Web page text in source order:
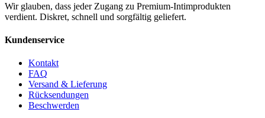
Wir glauben, dass jeder Zugang zu Premium-Intimprodukten
verdient. Diskret, schnell und sorgfältig geliefert.
Kundenservice
Kontakt
FAQ
Versand & Lieferung
Rücksendungen
Beschwerden